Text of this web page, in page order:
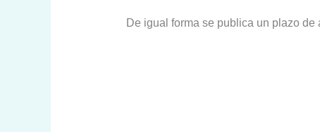
De igual forma se publica un plazo